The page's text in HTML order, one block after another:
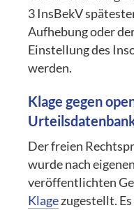
3 InsBekV
Aufhebung oder
Einstellung des
werden.
Klage gegen
Der freien
wurde nach
veröffentlichten
Klagezugestellt.